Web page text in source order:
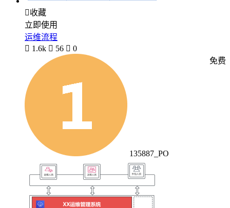
收藏
立即使用
运维流程
 1.6k  56  0
135887_PO
免费